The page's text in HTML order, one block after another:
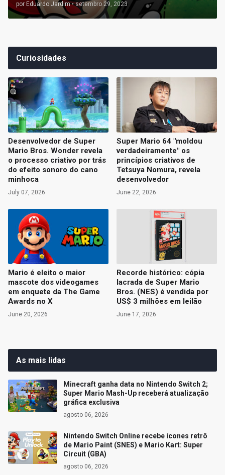
por Eduardo Jardim • setembro 29, 2023
Curiosidades
Desenvolvedor de Super
Mario Bros. Wonder revela
o processo criativo por trás
do efeito sonoro do cano
minhoca
July 07, 2026
Super Mario 64 "moldou
verdadeiramente" os
princípios criativos de
Tetsuya Nomura, revela
desenvolvedor
June 22, 2026
Mario é eleito o maior
mascote dos videogames
em enquete da The Game
Awards no X
June 20, 2026
Recorde histórico: cópia
lacrada de Super Mario
Bros. (NES) é vendida por
US$ 3 milhões em leilão
June 17, 2026
As mais lidas
Minecraft ganha data no Nintendo Switch 2;
Super Mario Mash-Up receberá atualização
gráfica exclusiva
agosto 06, 2026
Nintendo Switch Online recebe ícones retrô
de Mario Paint (SNES) e Mario Kart: Super
Circuit (GBA)
agosto 06, 2026